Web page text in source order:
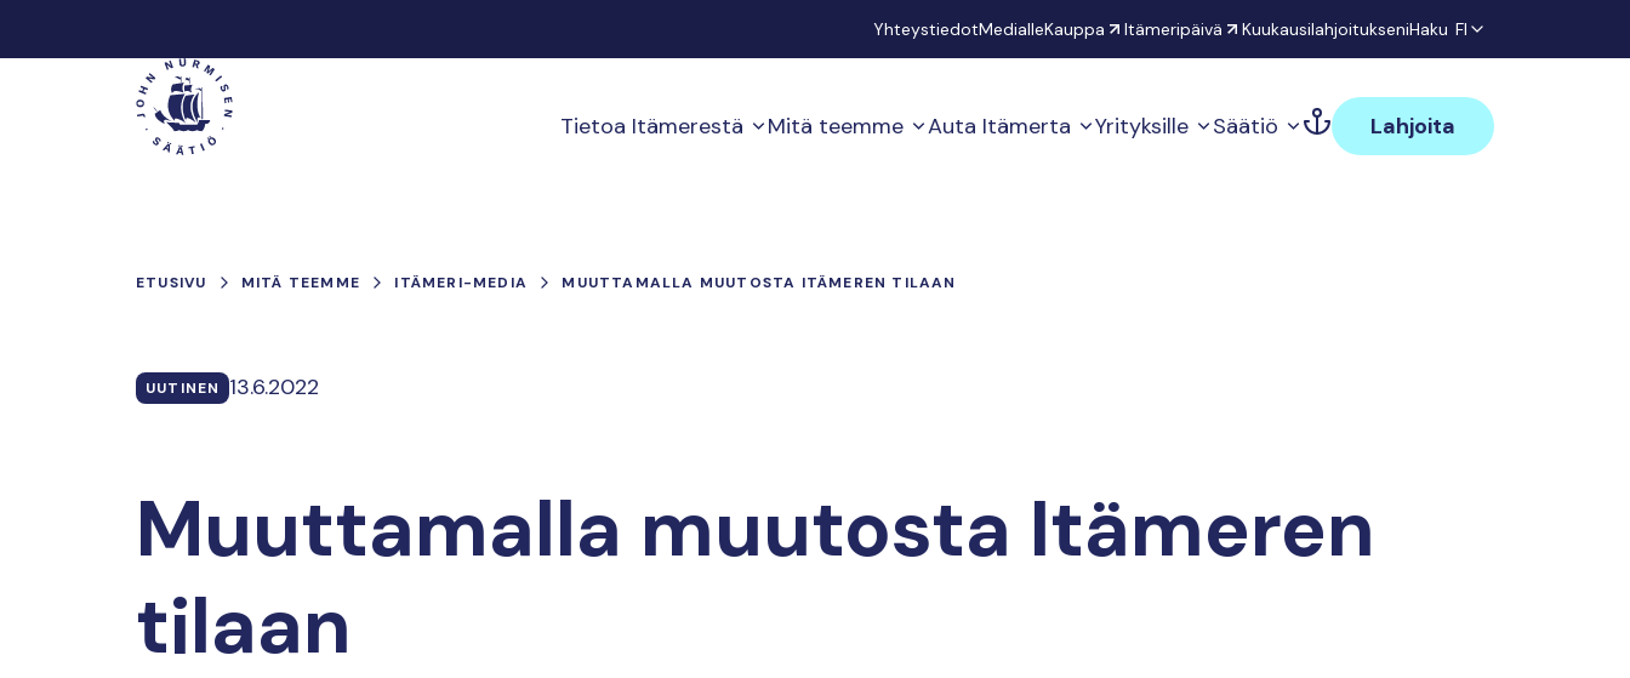
YhteystiedotMedialleKauppa Itämeripäivä KuukausilahjoitukseniHaku FI
Päävalikko Tietoa Itämerestä Mitä teemme Auta Itämerta Yrityksille Säätiö Lahjoita
ETUSIVU MITÄ TEEMME ITÄMERI-MEDIA MUUTTAMALLA MUUTOSTA ITÄMEREN TILAAN
UUTINEN 13.6.2022
Muuttamalla muutosta Itämeren
tilaan